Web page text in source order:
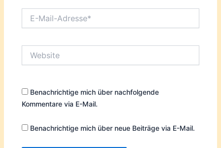
Mail-
Benachrichtige mich über nachfolgende
Kommentare via E-Mail.
Benachrichtige mich über neue Beiträge via E-Mail.